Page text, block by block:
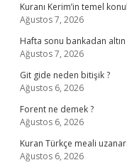
Kuranı Kerim’in temel
Ağustos 7, 2026
Hafta sonu bankadan altın
Ağustos 7, 2026
Git gide neden bitişik ?
Ağustos 6, 2026
Forent ne demek ?
Ağustos 6, 2026
Kuran Türkçe meali
Ağustos 6, 2026